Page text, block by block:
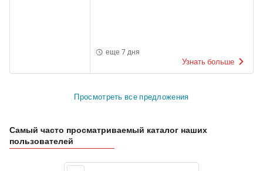
еще 7 дня
Узнать больше
Просмотреть все предложения
Самый часто просматриваемый каталог наших
пользователей